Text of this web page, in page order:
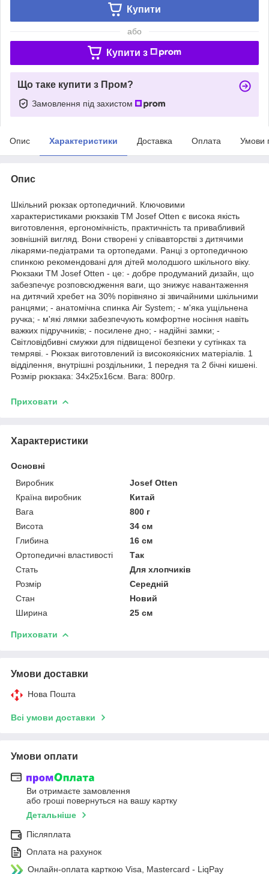
Купити
або
Купити з
Що таке купити з Пром?
Замовлення під захистом
Опис Характеристики Доставка Оплата Умови
Опис
Шкільний рюкзак ортопедичний. Ключовими
характеристиками рюкзаків ТМ Josef Otten є висока якість
виготовлення, ергономічність, практичність та привабливий
зовнішній вигляд. Вони створені у співавторстві з дитячими
лікарями-педіатрами та ортопедами. Ранці з ортопедичною
спинкою рекомендовані для дітей молодшого шкільного віку.
Рюкзаки ТМ Josef Otten - це: - добре продуманий дизайн, що
забезпечує розповсюдження ваги, що знижує навантаження
на дитячий хребет на 30% порівняно зі звичайними шкільними
ранцями; - анатомічна спинка Air System; - м'яка ущільнена
ручка; - м'які лямки забезпечують комфортне носіння навіть
важких підручників; - посилене дно; - надійні замки; -
Світловідбивні смужки для підвищеної безпеки у сутінках та
темряві. - Рюкзак виготовлений із високоякісних матеріалів. 1
відділення, внутрішні роздільники, 1 передня та 2 бічні кишені.
Розмір рюкзака: 34x25x16см. Вага: 800гр.
Приховати
Характеристики
Основні
Виробник
Josef Otten
Країна виробник
Китай
Вага
800 г
Висота
34 см
Глибина
16 см
Ортопедичні властивості
Так
Стать
Для хлопчиків
Розмір
Середній
Стан
Новий
Ширина
25 см
Приховати
Умови доставки
Нова Пошта
Всі умови доставки
Умови оплати
Ви отримаєте замовлення
або гроші повернуться на вашу картку
Детальніше
Післяплата
Оплата на рахунок
Онлайн-оплата карткою Visa, Mastercard - LiqPay